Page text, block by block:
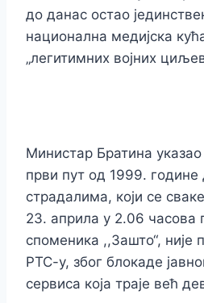
до данас остао
национална медијска
„легитимних војних
Министар Братина указао
први пут од 1999.
страдалима, који се
23. априла у 2.06 часова
споменика ,,Зашто“,
РТС-у, због блокаде
сервиса која траје већ